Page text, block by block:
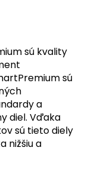
sú kvality
sú
a
diel. Vďaka
sú tieto diely
nižšiu a